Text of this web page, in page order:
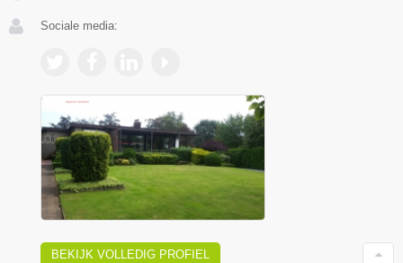
Sociale media:
BEKIJK VOLLEDIG PROFIEL